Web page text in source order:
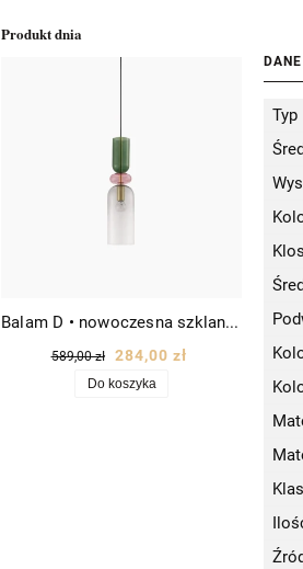
Produkt dnia
Balam D • nowoczesna szklana lampa wisząca designerska Ø11 złota/kolorowe szkło
589,00 zł 284,00 zł
Do koszyka
Typ